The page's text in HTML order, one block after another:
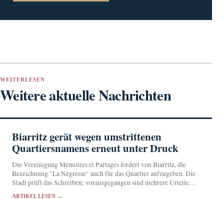
WEITERLESEN
Weitere aktuelle Nachrichten
Biarritz gerät wegen umstrittenen
Quartiersnamens erneut unter Druck
Die Vereinigung Mémoires et Partages fordert von Biarritz, die
Bezeichnung "La Négresse" auch für das Quartier aufzugeben. Die
Stadt prüft das Schreiben; vorausgegangen sind mehrere Urteile
ARTIKEL LESEN →